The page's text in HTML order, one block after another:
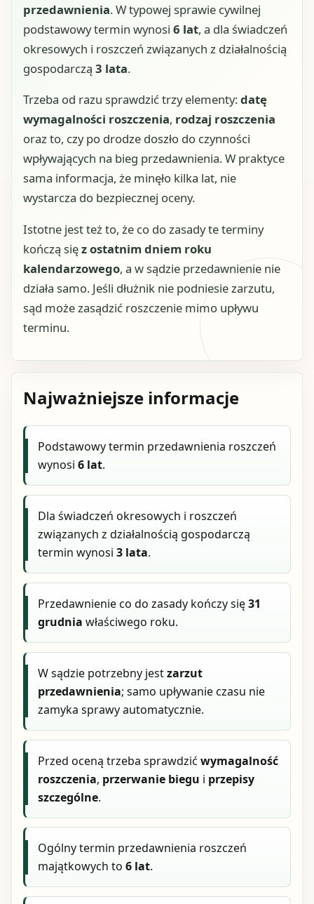
przedawnienia. W typowej sprawie cywilnej
podstawowy termin wynosi 6 lat, a dla świadczeń
okresowych i roszczeń związanych z działalnością
gospodarczą 3 lata.
Trzeba od razu sprawdzić trzy elementy:datę
wymagalności roszczenia, rodzaj roszczenia
oraz to, czy po drodze doszło do czynności
wpływających na bieg przedawnienia. W praktyce
sama informacja, że minęło kilka lat, nie
wystarcza do bezpiecznej oceny.
Istotne jest też to, że co do zasady te terminy
kończą sięz ostatnim dniem roku
kalendarzowego, a w sądzie przedawnienie nie
działa samo. Jeśli dłużnik nie podniesie zarzutu,
sąd może zasądzić roszczenie mimo upływu
terminu.
Najważniejsze informacje
Podstawowy termin przedawnienia roszczeń
wynosi6 lat.
Dla świadczeń okresowych i roszczeń
związanych z działalnością gospodarczą
termin wynosi3 lata.
Przedawnienie co do zasady kończy się31
grudnia właściwego roku.
W sądzie potrzebny jestzarzut
przedawnienia; samo upływanie czasu nie
zamyka sprawy automatycznie.
Przed oceną trzeba sprawdzićwymagalność
roszczenia, przerwanie biegu i przepisy
szczególne.
Ogólny termin przedawnienia roszczeń
majątkowych to6 lat.